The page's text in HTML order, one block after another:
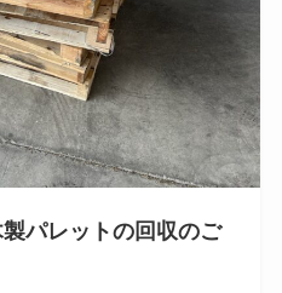
パレットの回収のご